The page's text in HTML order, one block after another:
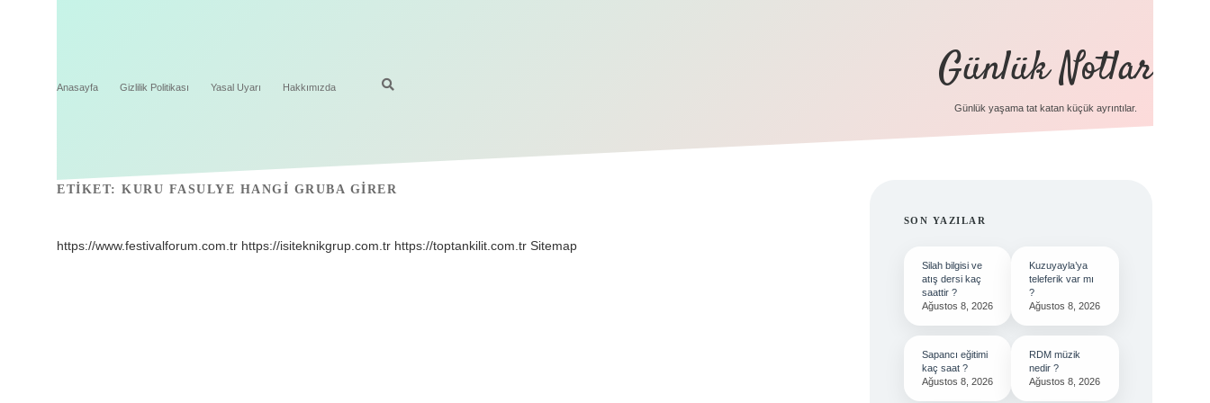
Anasayfa Gizlilik Politikası Yasal Uyarı Hakkımızda Günlük Notlar
Günlük yaşama tat katan küçük ayrıntılar.
ETIKET: KURU FASULYE HANGI GRUBA GIRER
https://www.festivalforum.com.tr https://isiteknikgrup.com.tr https://toptankilit.com.tr Sitemap SIDEBAR
SON YAZILAR
Silah bilgisi ve
atış dersi kaç
saattir ?
Ağustos 8, 2026
Kuzuyayla’ya
teleferik var mı
?
Ağustos 8, 2026
Sapancı eğitimi
kaç saat ?
Ağustos 8, 2026
RDM müzik
nedir ?
Ağustos 8, 2026